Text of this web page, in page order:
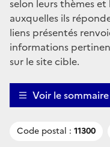
selon leurs thèmes
auxquelles ils
liens présentés
informations
sur le site cible.
Voir le
Code postal : 11300